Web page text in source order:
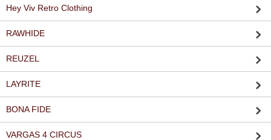
Hey Viv Retro Clothing
RAWHIDE
REUZEL
LAYRITE
BONA FIDE
VARGAS 4 CIRCUS